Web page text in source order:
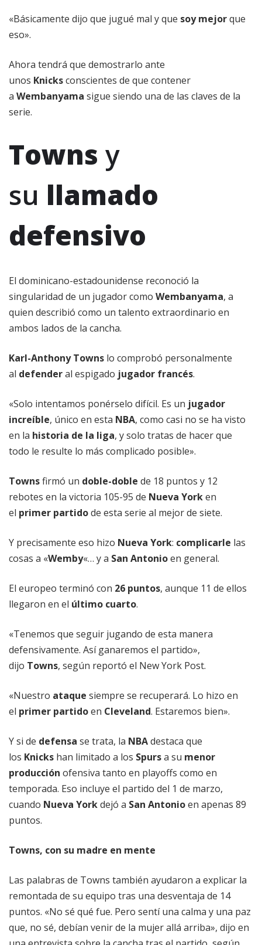
«Básicamente dijo que jugué mal y que soy mejorque
eso».
Ahora tendrá que demostrarlo ante
unos Knicksconscientes de que contener
a Wembanyama sigue siendo una de las claves de la
serie.
Towns y
su llamado
defensivo
El dominicano-estadounidense reconoció la
singularidad de un jugador como Wembanyama, a
quien describió como un talento extraordinario en
ambos lados de la cancha.
Karl-Anthony Towns lo comprobó personalmente
al defenderal espigado jugador francés.
«Solo intentamos ponérselo difícil. Es un jugador
increíble, único en esta NBA, como casi no se ha visto
en la historia de la liga, y solo tratas de hacer que
todo le resulte lo más complicado posible».
Townsfirmó un doble-doble de 18 puntos y 12
rebotes en la victoria 105-95 de Nueva Yorken
el primer partidode esta serie al mejor de siete.
Y precisamente eso hizo Nueva York: complicarle las
cosas a «Wemby«… y a San Antonioen general.
El europeo terminó con 26 puntos, aunque 11 de ellos
llegaron en el último cuarto.
«Tenemos que seguir jugando de esta manera
defensivamente. Así ganaremos el partido»,
dijo Towns, según reportó el New York Post.
«Nuestro ataque siempre se recuperará. Lo hizo en
el primer partidoen Cleveland. Estaremos bien».
Y si de defensa se trata, la NBAdestaca que
los Knicks han limitado a los Spursa su menor
producción ofensiva tanto en playoffs como en
temporada. Eso incluye el partido del 1 de marzo,
cuando Nueva Yorkdejó a San Antonioen apenas 89
puntos.
Towns, con su madre en mente
Las palabras de Towns también ayudaron a explicar la
remontada de su equipo tras una desventaja de 14
puntos. «No sé qué fue. Pero sentí una calma y una paz
que, no sé, debían venir de la mujer allá arriba», dijo en